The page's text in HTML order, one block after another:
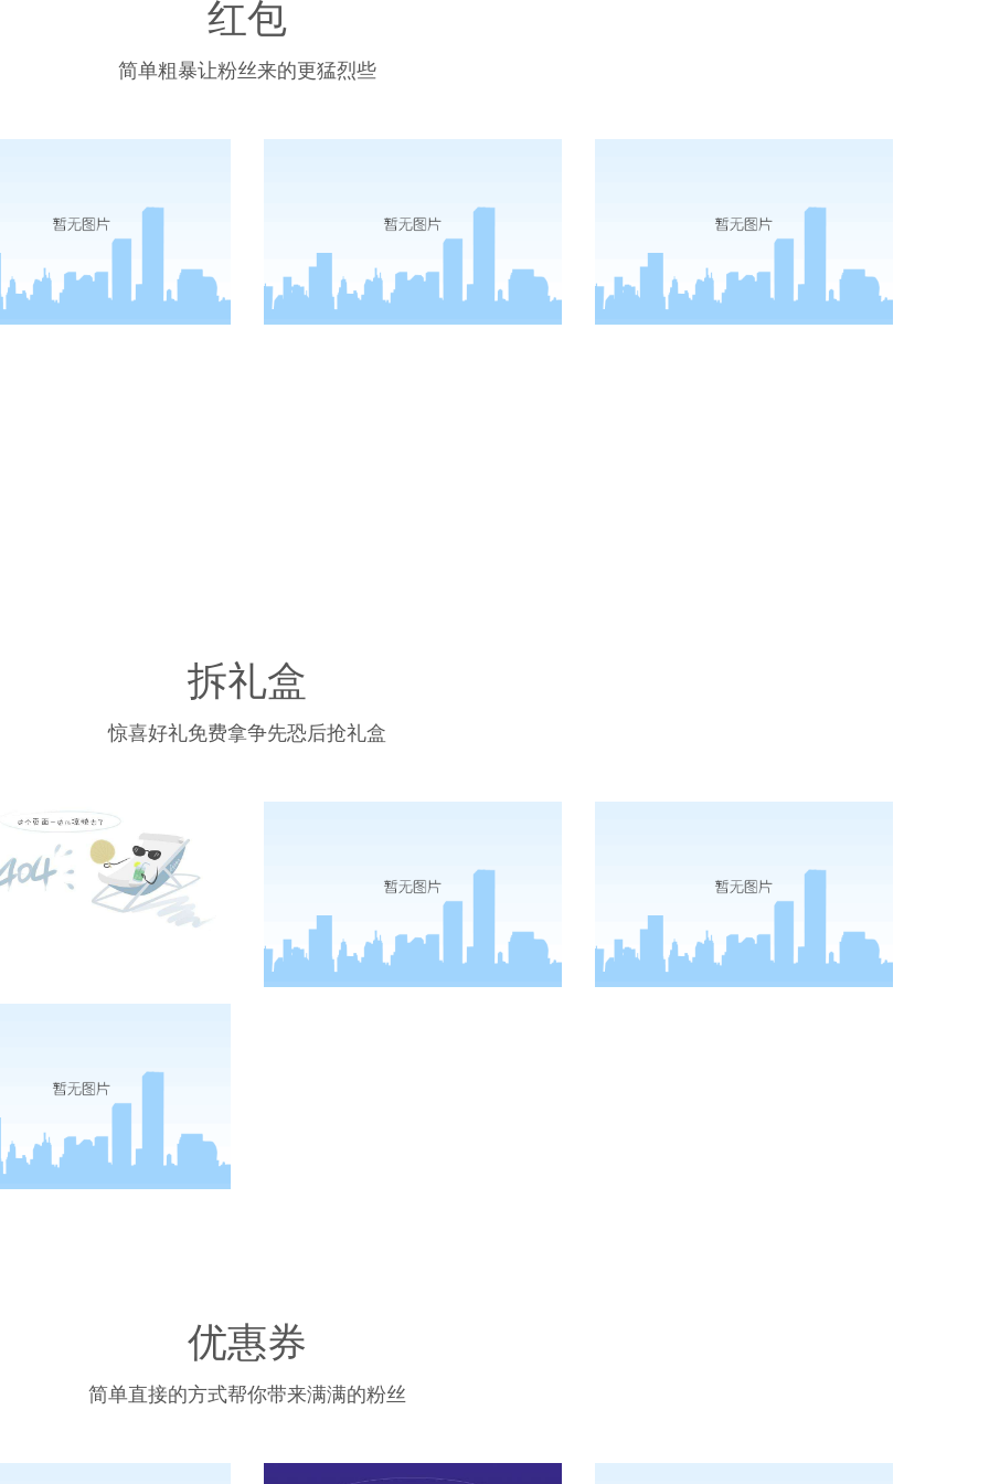
红包
简单粗暴让粉丝来的更猛烈些
拆礼盒
惊喜好礼免费拿争先恐后抢礼盒
优惠券
简单直接的方式帮你带来满满的粉丝